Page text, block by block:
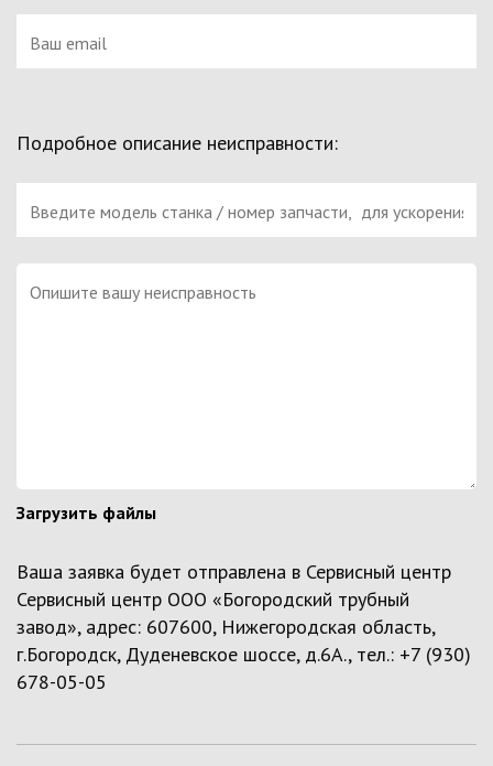
Подробное описание неисправности:
Загрузить файлы
Ваша заявка будет отправлена в Сервисный центр
Сервисный центр ООО «Богородский трубный
завод», адрес: 607600, Нижегородская область,
г.Богородск, Дуденевское шоссе, д.6А., тел.: +7 (930)
678-05-05